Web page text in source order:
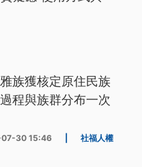
族獲核定原住民族
程與族群分布一次
30 15:46 社福人權